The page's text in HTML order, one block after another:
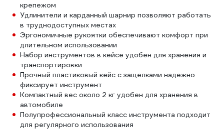
крепежом
Удлинители и карданный шарнир позволяют работать
в труднодоступных местах
Эргономичные рукоятки обеспечивают комфорт при
длительном использовании
Набор инструментов в кейсе удобен для хранения и
транспортировки
Прочный пластиковый кейс с защелками надежно
фиксирует инструмент
Компактный вес около 2 кг удобен для хранения в
автомобиле
Полупрофессиональный класс инструмента подходит
для регулярного использования